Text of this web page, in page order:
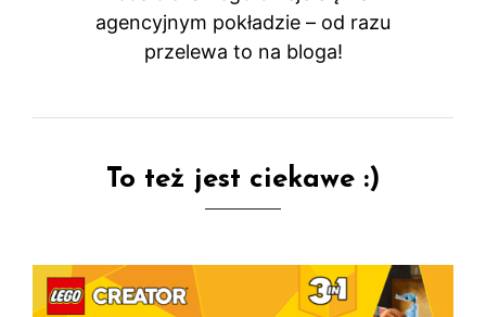
agencyjnym pokładzie – od razu
przelewa to na bloga!
To też jest ciekawe :)